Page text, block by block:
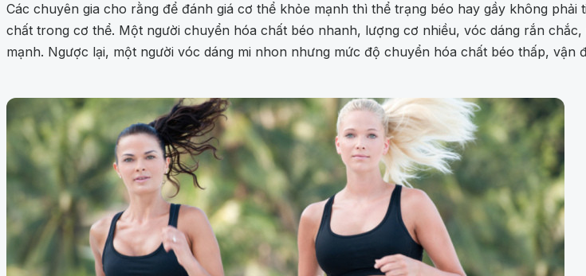
Các chuyên gia cho rằng để đánh giá cơ thể khỏe mạnh thì thể trạng béo hay gầy không
chất trong cơ thể. Một người chuyển hóa chất béo nhanh, lượng cơ nhiều, vóc dáng rắn
mạnh. Ngược lại, một người vóc dáng mi nhon nhưng mức độ chuyển hóa chất béo thấp,